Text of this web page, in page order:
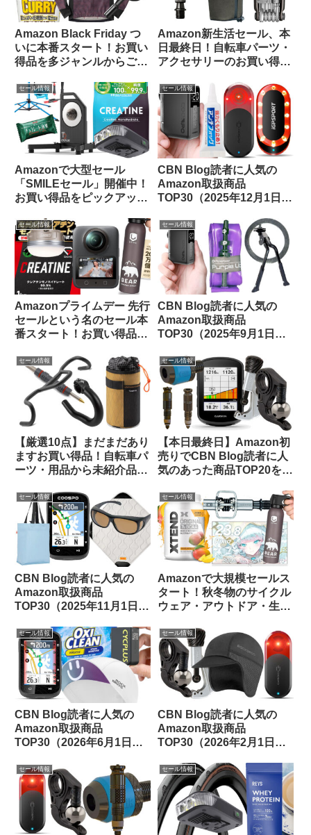
Amazon Black Friday つ
いに本番スタート！お買い
得品を多ジャンルからご紹
Amazon新生活セール、本
日最終日！自転車パーツ・
アクセサリーのお買い得品
します
セール情報
Amazonで大型セール
「SMILEセール」開催中！
お買い得品をピックアップ
セール情報
CBN Blog読者に人気の
Amazon取扱商品
TOP30（2025年12月1日
セール情報
Amazonプライムデー 先行
セールという名のセール本
番スタート！お買い得品を
ます
セール情報
CBN Blog読者に人気の
Amazon取扱商品
TOP30（2025年9月1日
セール情報
【厳選10点】まだまだあり
ますお買い得品！自転車パ
ーツ・用品から未紹介品を
【Amazon プライムデーセ
ール】
セール情報
【本日最終日】Amazon初
売りでCBN Blog読者に人
気のあった商品TOP20をご
セール情報
CBN Blog読者に人気の
Amazon取扱商品
TOP30（2025年11月1日
セール情報
Amazonで大規模セールス
タート！秋冬物のサイクル
ウェア・アウトドア・生活
クアップしてみました
セール情報
CBN Blog読者に人気の
Amazon取扱商品
TOP30（2026年6月1日
セール情報
CBN Blog読者に人気の
Amazon取扱商品
TOP30（2026年2月1日
セール情報 セール情報